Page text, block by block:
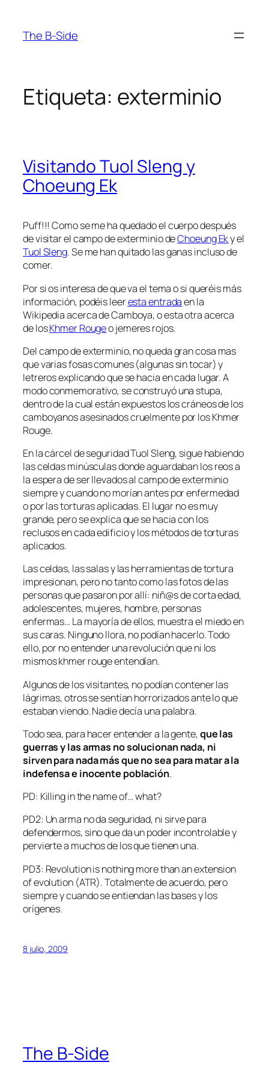
contenido
The B-Side
Etiqueta: exterminio
Visitando Tuol Sleng y
Choeung Ek
Puff!!! Como se me ha quedado el cuerpo después
de visitar el campo de exterminio deChoeung Eky el
Tuol Sleng. Se me han quitado las ganas incluso de
comer.
Por si os interesa de que va el tema o si queréis más
información, podéis leeresta entradaen la
Wikipedia acerca de Camboya, o esta otra acerca
de losKhmer Rougeo jemeres rojos.
Del campo de exterminio, no queda gran cosa mas
que varias fosas comunes (algunas sin tocar) y
letreros explicando que se hacia en cada lugar. A
modo conmemorativo, se construyó una stupa,
dentro de la cual están expuestos los cráneos de los
camboyanos asesinados cruelmente por los Khmer
Rouge.
En la cárcel de seguridad Tuol Sleng, sigue habiendo
las celdas minúsculas donde aguardaban los reos a
la espera de ser llevados al campo de exterminio
siempre y cuando no morían antes por enfermedad
o por las torturas aplicadas. El lugar no es muy
grande, pero se explica que se hacia con los
reclusos en cada edificio y los métodos de torturas
aplicados.
Las celdas, las salas y las herramientas de tortura
impresionan, pero no tanto como las fotos de las
personas que pasaron por allí: niñ@s de corta edad,
adolescentes, mujeres, hombre, personas
enfermas… La mayoría de ellos, muestra el miedo en
sus caras. Ninguno llora, no podían hacerlo. Todo
ello, por no entender una revolución que ni los
mismos khmer rouge entendían.
Algunos de los visitantes, no podían contener las
lágrimas, otros se sentían horrorizados ante lo que
estaban viendo. Nadie decía una palabra.
Todo sea, para hacer entender a la gente,que las
guerras y las armas no solucionan nada, ni
sirven para nada más que no sea para matar a la
indefensa e inocente población.
PD: Killing in the name of… what?
PD2: Un arma no da seguridad, ni sirve para
defendermos, sino que da un poder incontrolable y
pervierte a muchos de los que tienen una.
PD3: Revolution is nothing more than an extension
of evolution (ATR). Totalmente de acuerdo, pero
siempre y cuando se entiendan las bases y los
orígenes.
8 julio, 2009
The B-Side